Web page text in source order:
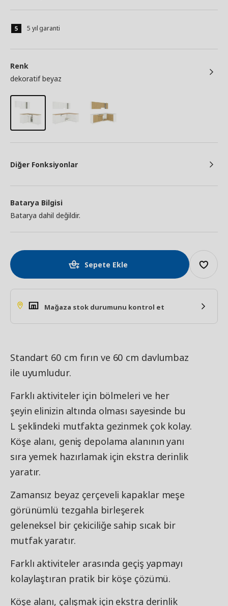
5 yıl garanti
Renk
dekoratif beyaz
Diğer Fonksiyonlar
Batarya Bilgisi
Batarya dahil değildir.
Sepete Ekle
Mağaza stok durumunu kontrol et
Standart 60 cm fırın ve 60 cm davlumbaz
ile uyumludur.
Farklı aktiviteler için bölmeleri ve her
şeyin elinizin altında olması sayesinde bu
L şeklindeki mutfakta gezinmek çok kolay.
Köşe alanı, geniş depolama alanının yanı
sıra yemek hazırlamak için ekstra derinlik
yaratır.
Zamansız beyaz çerçeveli kapaklar meşe
görünümlü tezgahla birleşerek
geleneksel bir çekiciliğe sahip sıcak bir
mutfak yaratır.
Farklı aktiviteler arasında geçiş yapmayı
kolaylaştıran pratik bir köşe çözümü.
Köşe alanı, çalışmak için ekstra derinlik